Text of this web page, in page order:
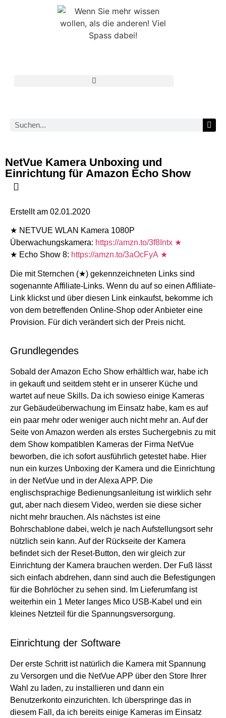
NetVue Kamera Unboxing und
Einrichtung für Amazon Echo Show
Erstellt am 02.01.2020
★ NETVUE WLAN Kamera 1080P
Überwachungskamera: https://amzn.to/3f8Intx ★
★ Echo Show 8: https://amzn.to/3aOcFyA ★
Die mit Sternchen (★) gekennzeichneten Links sind
sogenannte Affiliate-Links. Wenn du auf so einen Affiliate-
Link klickst und über diesen Link einkaufst, bekomme ich
von dem betreffenden Online-Shop oder Anbieter eine
Provision. Für dich verändert sich der Preis nicht.
Grundlegendes
Sobald der Amazon Echo Show erhältlich war, habe ich
in gekauft und seitdem steht er in unserer Küche und
wartet auf neue Skills. Da ich sowieso einige Kameras
zur Gebäudeüberwachung im Einsatz habe, kam es auf
ein paar mehr oder weniger auch nicht mehr an. Auf der
Seite von Amazon werden als erstes Suchergebnis zu mit
dem Show kompatiblen Kameras der Firma NetVue
beworben, die ich sofort ausführlich getestet habe. Hier
nun ein kurzes Unboxing der Kamera und die Einrichtung
in der NetVue und in der Alexa APP. Die
englischsprachige Bedienungsanleitung ist wirklich sehr
gut, aber nach diesem Video, werden sie diese sicher
nicht mehr brauchen. Als nächstes ist eine
Bohrschablone dabei, welch je nach Aufstellungsort sehr
nützlich sein kann. Auf der Rückseite der Kamera
befindet sich der Reset-Button, den wir gleich zur
Einrichtung der Kamera brauchen werden. Der Fuß lässt
sich einfach abdrehen, dann sind auch die Befestigungen
für die Bohrlöcher zu sehen sind. Im Lieferumfang ist
weiterhin ein 1 Meter langes Mico USB-Kabel und ein
kleines Netzteil für die Spannungsversorgung.
Einrichtung der Software
Der erste Schritt ist natürlich die Kamera mit Spannung
zu Versorgen und die NetVue APP über den Store Ihrer
Wahl zu laden, zu installieren und dann ein
Benutzerkonto einzurichten. Ich überspringe das in
diesem Fall, da ich bereits einige Kameras im Einsatz